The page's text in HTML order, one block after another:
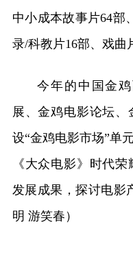
中小成本故事片64部
录/科教片16部、戏曲
今年的中国金
展、金鸡电影论坛
设“金鸡电影市场”
《大众电影》时代
发展成果，探讨电影
明 游笑春）